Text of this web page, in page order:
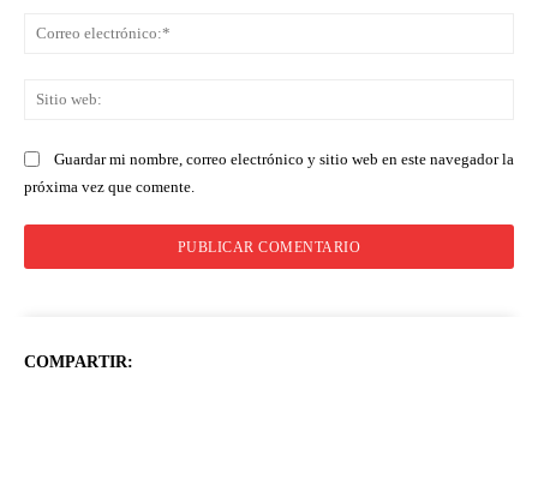
Guardar mi nombre, correo electrónico y sitio web en este navegador la
próxima vez que comente.
COMPARTIR: